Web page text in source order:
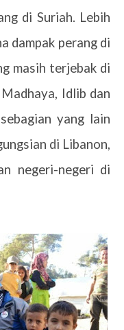
di Suriah. Lebih
dampak perang di
masih terjebak di
Idlib dan
yang lain
di Libanon,
negeri-negeri di